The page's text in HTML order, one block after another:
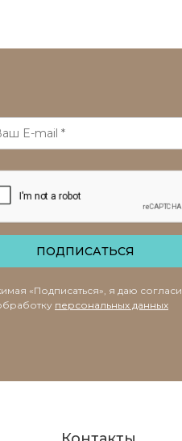
ПОДПИСАТЬСЯ
«Подписаться», я даю
персональных данных